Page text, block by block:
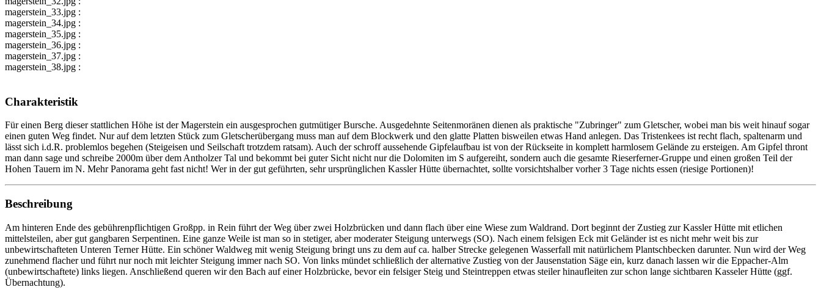
magerstein_33.jpg :
magerstein_34.jpg :
magerstein_35.jpg :
magerstein_36.jpg :
magerstein_37.jpg :
magerstein_38.jpg :
Charakteristik
Für einen Berg dieser stattlichen Höhe ist der Magerstein ein ausgesprochen gutmütiger Bursche. Ausgedehnte Seitenmoränen dienen als praktische "Zubringer" zum Gletscher, wobei man bis weit hinauf sogar
einen guten Weg findet. Nur auf dem letzten Stück zum Gletscherübergang muss man auf dem Blockwerk und den glatte Platten bisweilen etwas Hand anlegen. Das Tristenkees ist recht flach, spaltenarm und
lässt sich i.d.R. problemlos begehen (Steigeisen und Seilschaft trotzdem ratsam). Auch der schroff aussehende Gipfelaufbau ist von der Rückseite in komplett harmlosem Gelände zu ersteigen. Am Gipfel thront
man dann sage und schreibe 2000m über dem Antholzer Tal und bekommt bei guter Sicht nicht nur die Dolomiten im S aufgereiht, sondern auch die gesamte Rieserferner-Gruppe und einen großen Teil der
Hohen Tauern im N. Mehr Panorama geht fast nicht! Wer in der gut geführten, sehr ursprünglichen Kassler Hütte übernachtet, sollte vorsichtshalber vorher 3 Tage nichts essen (riesige Portionen)!
Beschreibung
Am hinteren Ende des gebührenpflichtigen Großpp. in Rein führt der Weg über zwei Holzbrücken und dann flach über eine Wiese zum Waldrand. Dort beginnt der Zustieg zur Kassler Hütte mit etlichen
mittelsteilen, aber gut gangbaren Serpentinen. Eine ganze Weile ist man so in stetiger, aber moderater Steigung unterwegs (SO). Nach einem felsigen Eck mit Geländer ist es nicht mehr weit bis zur
unbewirtschafteten Unteren Terner Hütte. Ein schöner Waldweg mit wenig Steigung bringt uns zu dem auf ca. halber Strecke gelegenen Wasserfall mit natürlichem Plantschbecken darunter. Nun wird der Weg
zunehmend flacher und führt nur noch mit leichter Steigung immer nach SO. Von links mündet schließlich der alternative Zustieg von der Jausenstation Säge ein, kurz danach lassen wir die Eppacher-Alm
(unbewirtschaftete) links liegen. Anschließend queren wir den Bach auf einer Holzbrücke, bevor ein felsiger Steig und Steintreppen etwas steiler hinaufleiten zur schon lange sichtbaren Kasseler Hütte (ggf.
Übernachtung).